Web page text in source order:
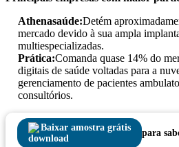
Athenasaúde:Detém
mercado devido à sua ampla
multiespecializadas.
Prática:Comanda quase 14% do
digitais de saúde voltadas para a
gerenciamento de pacientes
consultórios.
Baixar amostra grátis
para